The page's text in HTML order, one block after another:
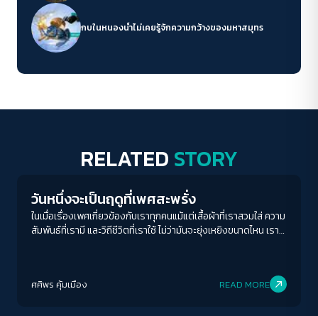
กบในหนองน้ำไม่เคยรู้จักความกว้างของมหาสมุทร
RELATED STORY
Human & Society
วันหนึ่งจะเป็นฤดูที่เพศสะพรั่ง
ในเมื่อเรื่องเพศเกี่ยวข้องกับเราทุกคนแม้แต่เสื้อผ้าที่เราสวมใส่ ความ
สัมพันธ์ที่เรามี และวิถีชีวิตที่เราใช้ ไม่ว่ามันจะยุ่งเหยิงขนาดไหน เราก็
ศศิพร คุ้มเมือง READ MORE